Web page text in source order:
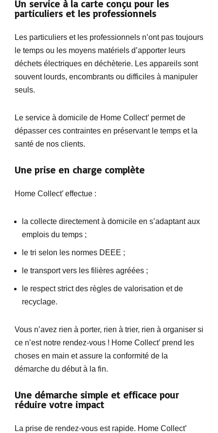
Un service à la carte conçu pour les
particuliers et les professionnels
Les particuliers et les professionnels n’ont pas toujours
le temps ou les moyens matériels d’apporter leurs
déchets électriques en déchèterie. Les appareils sont
souvent lourds, encombrants ou difficiles à manipuler
seuls.
Le service à domicile de Home Collect’ permet de
dépasser ces contraintes en préservant le temps et la
santé de nos clients.
Une prise en charge complète
Home Collect’ effectue :
la collecte directement à domicile en s’adaptant aux
emplois du temps ;
le tri selon les normes DEEE ;
le transport vers les filières agréées ;
le respect strict des règles de valorisation et de
recyclage.
Vous n’avez rien à porter, rien à trier, rien à organiser si
ce n’est notre rendez-vous ! Home Collect’ prend les
choses en main et assure la conformité de la
démarche du début à la fin.
Une démarche simple et efficace pour
réduire votre impact
La prise de rendez-vous est rapide. Home Collect’